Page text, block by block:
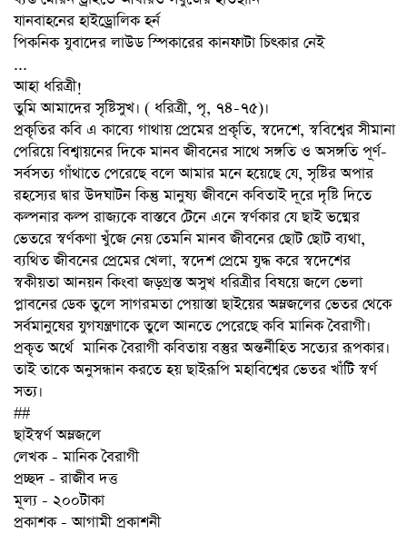
যানবাহনের হাইড্রোলিক হর্ন
পিকনিক যুবাদের লাউড স্পিকারের কানফাটা চিৎকার নেই
...
আহা ধরিত্রী!
তুমি আমাদের সৃষ্টিসুখ। ( ধরিত্রী, পৃ, ৭৪-৭৫)।
প্রকৃতির কবি এ কাব্যে গাথায় প্রেমের প্রকৃতি, স্বদেশে, স্ববিশ্বের সীমানা
পেরিয়ে বিশ্বায়নের দিকে মানব জীবনের সাথে সঙ্গতি ও অসঙ্গতি পূর্ণ-
সর্বসত্য গাঁথাতে পেরেছে বলে আমার মনে হয়েছে যে, সৃষ্টির অপার
রহস্যের দ্বার উদঘাটন কিন্তু মানুষ্য জীবনে কবিতাই দূরে দৃষ্টি দিতে
কল্পনার কল্প রাজ্যকে বাস্তবে টেনে এনে স্বর্ণকার যে ছাই ভষ্মের
ভেতরে স্বর্ণকণা খুঁজে নেয় তেমনি মানব জীবনের ছোট ছোট ব্যথা,
ব্যথিত জীবনের প্রেমের খেলা, স্বদেশ প্রেমে যুদ্ধ করে স্বদেশের
স্বকীয়তা আনয়ন কিংবা জড়গ্রস্ত অসুখ ধরিত্রীর বিষয়ে জলে ভেলা
প্লাবনের ডেক তুলে সাগরমতা পেয়াস্তা ছাইয়ের অম্লজলের ভেতর থেকে
সর্বমানুষের যুগযন্ত্রণাকে তুলে আনতে পেরেছে কবি মানিক বৈরাগী।
প্রকৃত অর্থে মানিক বৈরাগী কবিতায় বস্তুর অন্তর্নীহিত সত্যের রূপকার।
তাই তাকে অনুসন্ধান করতে হয় ছাইরূপি মহাবিশ্বের ভেতর খাঁটি স্বর্ণ
সত্য।
##
ছাইস্বর্ণ অম্লজলে
লেখক - মানিক বৈরাগী
প্রচ্ছদ - রাজীব দত্ত
মূল্য - ২০০টাকা
প্রকাশক - আগামী প্রকাশনী